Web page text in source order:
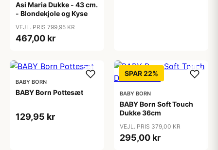
Asi Maria Dukke - 43 cm.
- Blondekjole og Kyse
VEJL. PRIS 799,95 KR
467,00 kr
BABY BORN
BABY Born Pottesæt
129,95 kr
SPAR 22%
BABY BORN
BABY Born Soft Touch
Dukke 36cm
VEJL. PRIS 379,00 KR
295,00 kr